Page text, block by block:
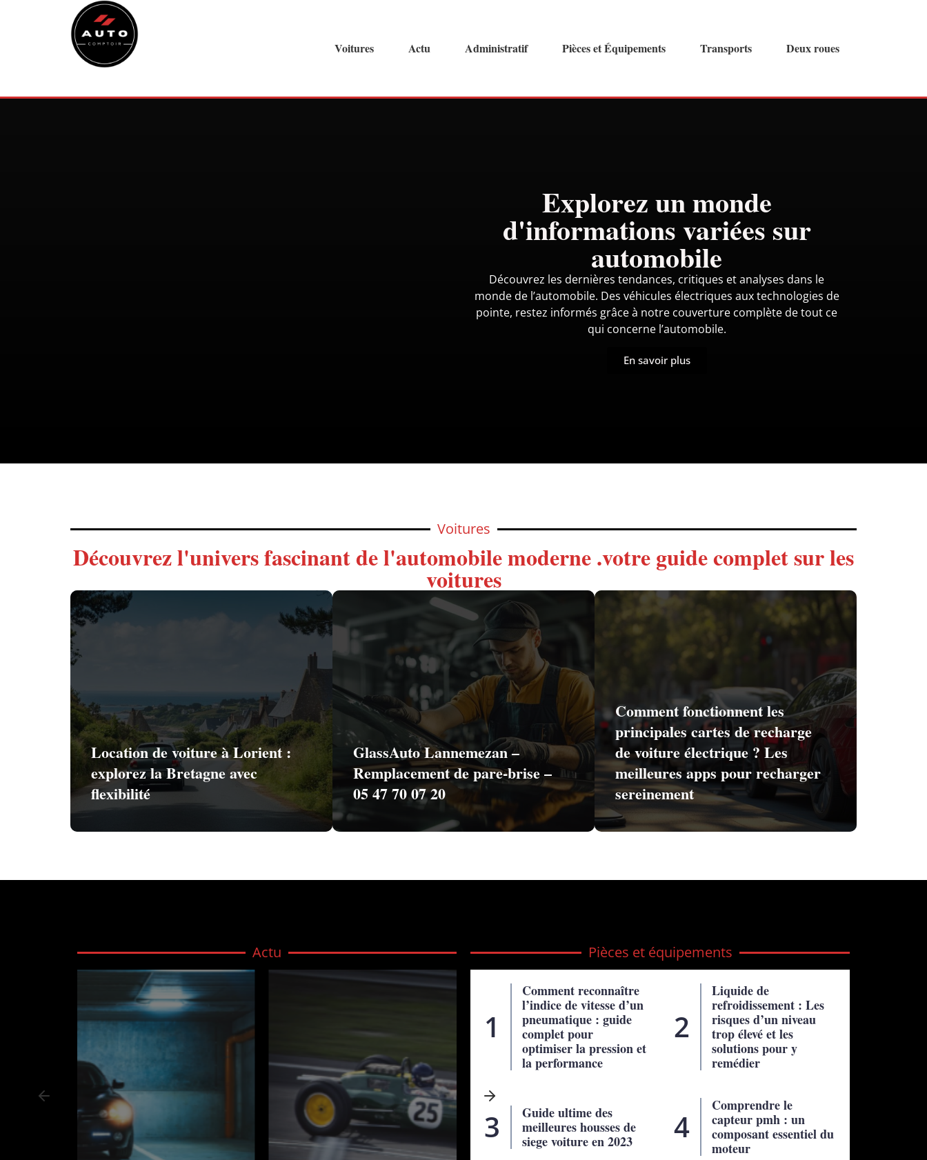
Voitures Actu Administratif Pièces et Équipements Transports Deux roues
Explorez un monde
d'informations variées sur
automobile
Découvrez les dernières tendances, critiques et analyses dans le
monde de l’automobile. Des véhicules électriques aux technologies de
pointe, restez informés grâce à notre couverture complète de tout ce
qui concerne l’automobile.
En savoir plus
Voitures
Découvrez l'univers fascinant de l'automobile moderne .votre guide complet sur les
voitures
Location de voiture à Lorient :
explorez la Bretagne avec
flexibilité
GlassAuto Lannemezan –
Remplacement de pare-brise –
05 47 70 07 20
Comment fonctionnent les
principales cartes de recharge
de voiture électrique ? Les
meilleures apps pour recharger
sereinement
Actu Pièces et équipements
Comment reconnaître
l’indice de vitesse d’un
pneumatique : guide
complet pour
optimiser la pression et
la performance
Liquide de
refroidissement : Les
risques d’un niveau
trop élevé et les
solutions pour y
remédier
Guide ultime des
meilleures housses de
siege voiture en 2023
Comprendre le
capteur pmh : un
composant essentiel du
moteur